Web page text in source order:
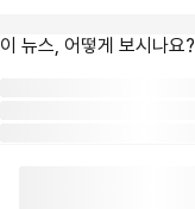
이 뉴스, 어떻게 보시나요?